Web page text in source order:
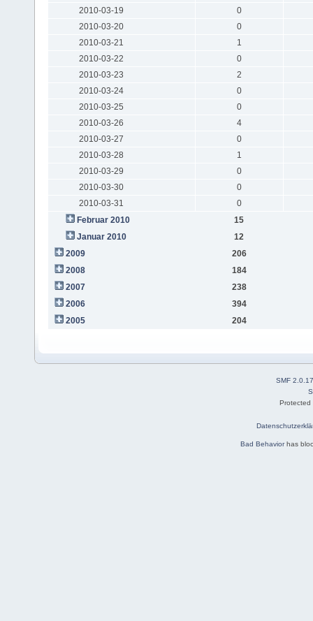
2010-03-19
0
2010-03-20
0
2010-03-21
1
2010-03-22
0
2010-03-23
2
2010-03-24
0
2010-03-25
0
2010-03-26
4
2010-03-27
0
2010-03-28
1
2010-03-29
0
2010-03-30
0
2010-03-31
0
Februar 2010
15
Januar 2010
12
2009
206
2008
184
2007
238
2006
394
2005
204
SMF 2.0.17
Bad Behaviorhas